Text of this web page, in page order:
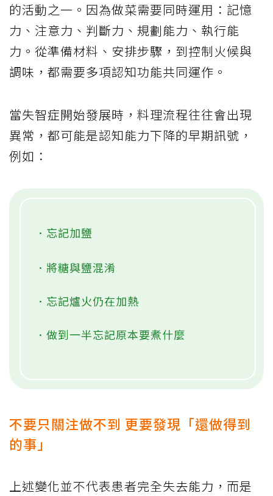
的活動之一。因為做菜需要同時運用：記憶
力、注意力、判斷力、規劃能力、執行能
力。從準備材料、安排步驟，到控制火候與
調味，都需要多項認知功能共同運作。
當失智症開始發展時，料理流程往往會出現
異常，都可能是認知能力下降的早期訊號，
例如：
．忘記加鹽
．將糖與鹽混淆
．忘記爐火仍在加熱
．做到一半忘記原本要煮什麼
不要只關注做不到 更要發現「還做得到
的事」
上述變化並不代表患者完全失去能力，而是